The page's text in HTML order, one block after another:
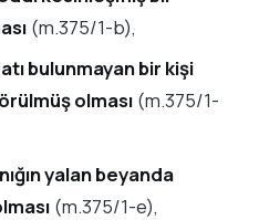
(m.375/1-b),
bulunmayan bir kişi
olması(m.375/1-
yalan beyanda
(m.375/1-e),